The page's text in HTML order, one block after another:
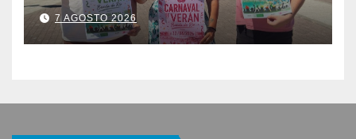
Banda do Río
7 AGOSTO 2026